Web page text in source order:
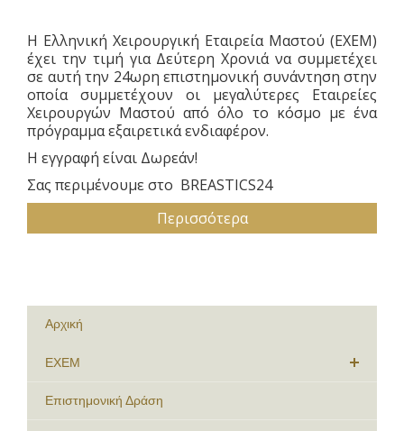
Η Ελληνική Χειρουργική Εταιρεία Μαστού (ΕΧΕΜ)
έχει την τιμή για Δεύτερη Χρονιά να συμμετέχει
σε αυτή την 24ωρη επιστημονική συνάντηση στην
οποία συμμετέχουν οι μεγαλύτερες Εταιρείες
Χειρουργών Μαστού από όλο το κόσμο με ένα
πρόγραμμα εξαιρετικά ενδιαφέρον.
Η εγγραφή είναι Δωρεάν!
Σας περιμένουμε στο BREASTICS24
Περισσότερα
Αρχική
ΕΧΕΜ
Επιστημονική Δράση